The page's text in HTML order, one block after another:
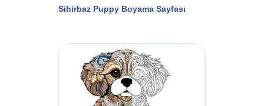
Sihirbaz Puppy Boyama Sayfası